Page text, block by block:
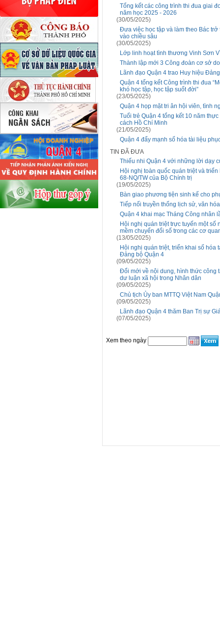
Tổng kết các công trình thi đua giai
năm học 2025 - 2026
(30/05/2025)
Đưa việc học tập và làm theo Bác
vào chiều sâu
(30/05/2025)
Lớp linh hoạt tình thương Vinh Sơn
Thành lập mới 3 Công đoàn cơ sở
Lãnh đạo Quận 4 trao Huy hiệu
Quận 4 tổng kết Công trình thi đua
khó học tập, học tập suốt đời”
(23/05/2025)
Quận 4 họp mặt tri ân hội viên, tình
Tuổi trẻ Quận 4 tổng kết 10 năm
cách Hồ Chí Minh
(21/05/2025)
Quận 4 đẩy mạnh số hóa tài liệu
TIN ĐÃ ĐƯA
Thiếu nhi Quận 4 với những lời dạy
Hội nghị toàn quốc quán triệt và
68-NQ/TW của Bộ Chính trị
(19/05/2025)
Bàn giao phương tiện sinh kế cho
Tiếp nối truyền thống lịch sử, văn
Quận 4 khai mạc Tháng Công nhân
Hội nghị quán triệt trực tuyến một
mềm chuyển đổi số trong các cơ
(13/05/2025)
Hội nghị quán triệt, triển khai số
Đảng bộ Quận 4
(09/05/2025)
Đổi mới về nội dung, hình thức công
dư luận xã hội trong Nhân dân
(09/05/2025)
Chủ tịch Ủy ban MTTQ Việt Nam
(09/05/2025)
Lãnh đạo Quận 4 thăm Ban Trị sự
(07/05/2025)
Xem theo ngày